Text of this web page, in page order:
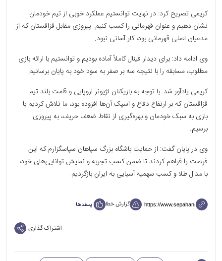
کریمی تصریح کرد: در نهایت توانستیم عملکرد خوبی از تیم خودمان
نشان دهیم و عنوان قهرمانی را کسب کنیم. پیروزی مقابل قزاقستان که از
مدعیان اصلی قهرمانی بود، کار آسانی نبود.
وی ادامه داد: برای دیدار فینال کاملاً آماده بودیم و توانستیم با ارائه بازی
مطلوب، مسابقه را با نتیجه سه بر صفر به سود خود به پایان برسانیم.
کریمی یادآور شد: با توجه به بازیکنان لژیونر اروپایی و قامت بلند تیم
قزاقستان که بر ارتفاع دفاع و اسپک آن‌ها افزوده بود، ما تلاش کردیم با
بازی به سبک خودمان و بهره‌گیری از نقاط ضعف حریف، به پیروزی
برسیم.
وی در پایان گفت: از حمایت باشگاه بزرگ سپاهان سپاسگزارم که این
فرصت را فراهم کردند تا ضمن کسب تجربه و نمایش توانایی‌های خود،
با مدال طلا و کسب سهمیه آسیایی به ایران بازگردیم.
گزارش خطا پسندها:
اشتراک گذاری